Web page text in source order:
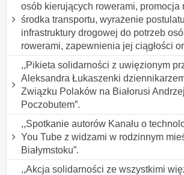
osób kierujących rowerami, promocja
środka transportu, wyrażenie
infrastruktury drogowej do potrzeb
rowerami, zapewnienia jej ciągłości
,,Pikieta solidarności z uwięzionym
Aleksandra Łukaszenki
Związku Polaków na Białorusi
Poczobutem”.
,,Spotkanie autorów Kanału o
You Tube z widzami w rodzinnym
Białymstoku”.
,,Akcja solidarności ze wszystkimi